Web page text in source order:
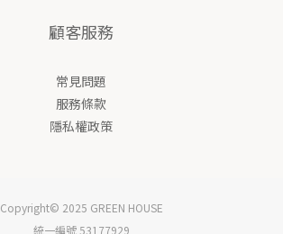
顧客服務
常見問題
服務條款
隱私權政策
Copyright© 2025 GREEN HOUSE
統一編號 53177929